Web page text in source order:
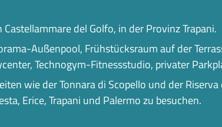
del Golfo, in der Provinz Trapani.
Außenpool, Frühstücksraum auf der
Technogym-Fitnessstudio, privater
wie der Tonnara di Scopello und der Riserva
Erice, Trapani und Palermo zu besuchen.